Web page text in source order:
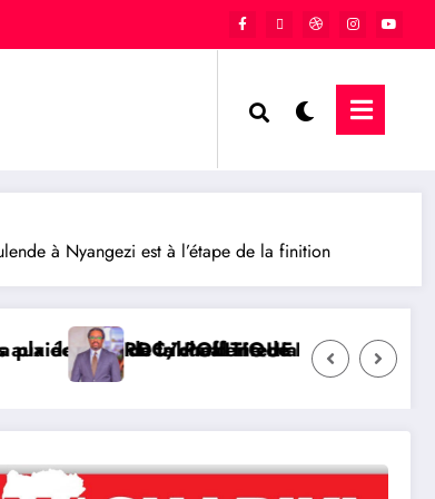
à Nyangezi est à l’étape de la finition
Kaziba, philanthrope légendaire
afin de rendre justice aux victimes
: L’honorable Namazihana Bachoke
RDC/